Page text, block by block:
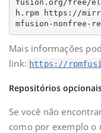
fusion.org/free/
h.rpm https://
mfusion-nonfree-
Mais informações
link: https://
Repositórios
Se você não
como por exemplo o